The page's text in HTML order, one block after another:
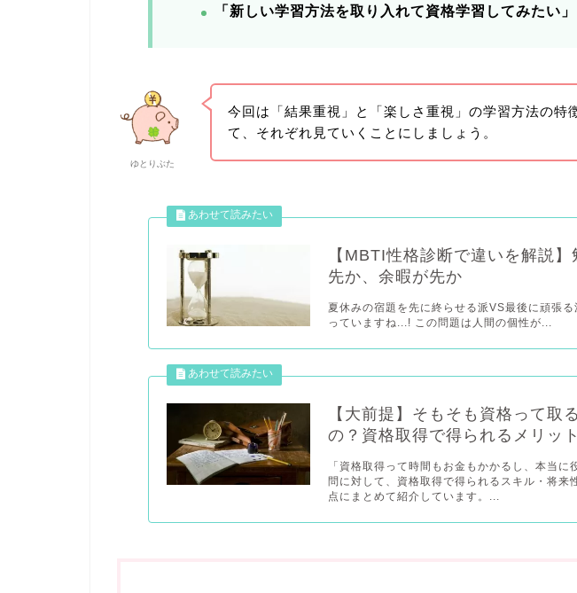
「新しい学習方法を取り入れて資格学習してみたい」
ゆとりぶた
今回は「結果重視」と「楽しさ重視」の学習方法の特
て、それぞれ見ていくことにしましょう。
【MBTI性格診断で違いを解説
先か、余暇が先か
夏休みの宿題を先に終らせる派VS最後に頑張
っていますね...! この問題は人間の個性が...
【大前提】そもそも資格って取
の？資格取得で得られるメリッ
「資格取得って時間もお金もかかるし、本当に
問に対して、資格取得で得られるスキル・将来
点にまとめて紹介しています。...